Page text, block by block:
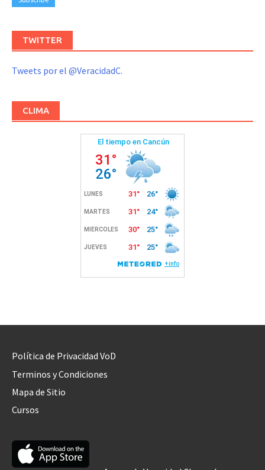
TWITTER
Tweets por el @VeracidadC.
CLIMA
Política de Privacidad VoD
Terminos y Condiciones
Mapa de Sitio
Cursos